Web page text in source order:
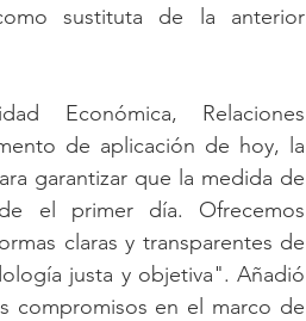
sustituta de la anterior
Económica, Relaciones
de aplicación de hoy, la
garantizar que la medida de
el primer día. Ofrecemos
claras y transparentes de
justa y objetiva". Añadió
compromisos en el marco de